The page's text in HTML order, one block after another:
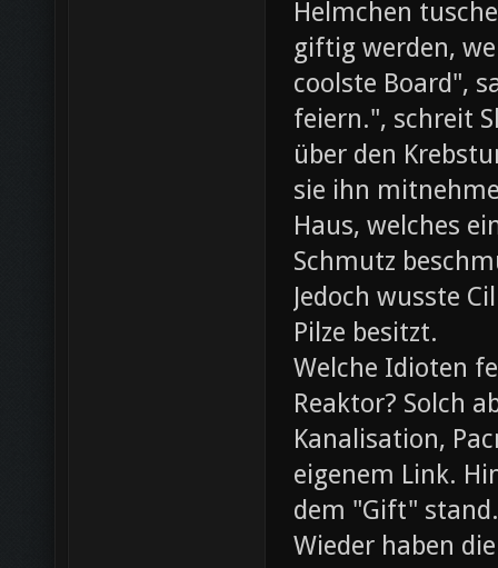
Helmchen
giftig werden,
coolste Board",
feiern.", schreit
über den
sie ihn
Haus, welches
Schmutz
Jedoch wusste
Pilze besitzt.
Welche Idioten
Reaktor? Solch
Kanalisation,
eigenem Link.
dem "Gift" stand.
Wieder haben